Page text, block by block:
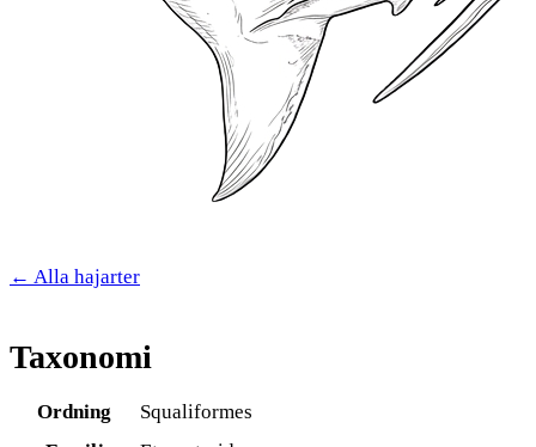
← Alla hajarter
Taxonomi
Ordning
Squaliformes